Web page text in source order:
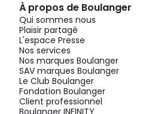
À propos de Boulanger
Qui sommes nous
Plaisir partagé
L'espace Presse
Nos services
Nos marques Boulanger
SAV marques Boulanger
Le Club Boulanger
Fondation Boulanger
Client professionnel